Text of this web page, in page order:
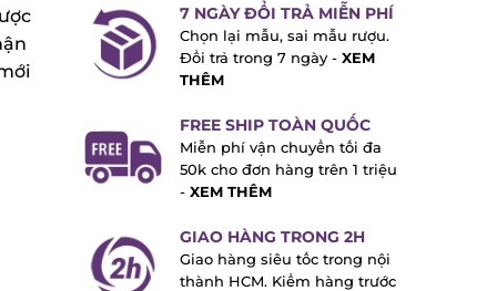
7 NGÀY ĐỔI TRẢ MIỄN PHÍ
Chọn lại mẫu, sai mẫu rượu.
Đổi trả trong 7 ngày -XEM
THÊM
FREE SHIP TOÀN QUỐC
Miễn phí vận chuyển tối đa
50k cho đơn hàng trên 1 triệu
XEM THÊM
GIAO HÀNG TRONG 2H
Giao hàng siêu tốc trong nội
thành HCM. Kiểm hàng trước